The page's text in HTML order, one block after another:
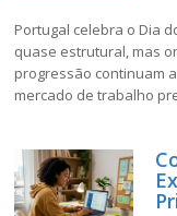
Portugal celebra o Dia
quase estrutural, mas
progressão continuam
mercado de trabalho